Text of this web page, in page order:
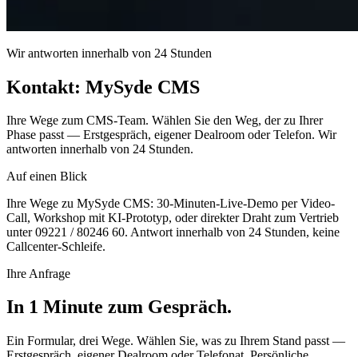
Wir antworten innerhalb von 24 Stunden
Kontakt: MySyde CMS
Ihre Wege zum CMS-Team. Wählen Sie den Weg, der zu Ihrer
Phase passt — Erstgespräch, eigener Dealroom oder Telefon. Wir
antworten innerhalb von 24 Stunden.
Auf einen Blick
Ihre Wege zu MySyde CMS: 30-Minuten-Live-Demo per Video-
Call, Workshop mit KI-Prototyp, oder direkter Draht zum Vertrieb
unter 09221 / 80246 60. Antwort innerhalb von 24 Stunden, keine
Callcenter-Schleife.
Ihre Anfrage
In 1 Minute zum Gespräch.
Ein Formular, drei Wege. Wählen Sie, was zu Ihrem Stand passt —